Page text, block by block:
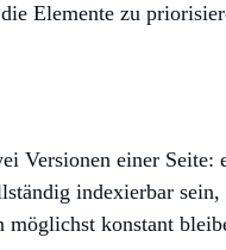
Elemente zu
Versionen einer
indexierbar
konstant